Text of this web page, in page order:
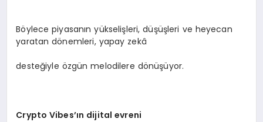
Böylece piyasanın yükselişleri, düşüşleri ve heyecan
yaratan dönemleri, yapay zekâ
desteğiyle özgün melodilere dönüşüyor.
Crypto Vibes’ın dijital evreni